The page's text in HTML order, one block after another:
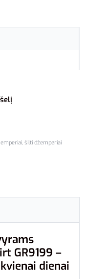
, šilti džemperiai
GR9199 –
dienai